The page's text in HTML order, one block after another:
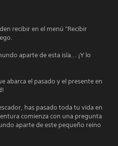
recibir en el menú "Recibir
aparte de esta isla... ¡Y lo
abarca el pasado y el presente en
has pasado toda tu vida en
comienza con una pregunta
aparte de este pequeño reino